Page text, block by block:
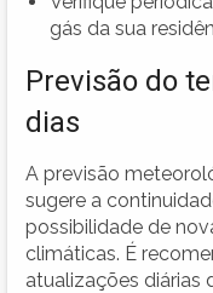
gás da sua
Previsão do
dias
A previsão
sugere a
possibilidade de
climáticas. É
atualizações diárias